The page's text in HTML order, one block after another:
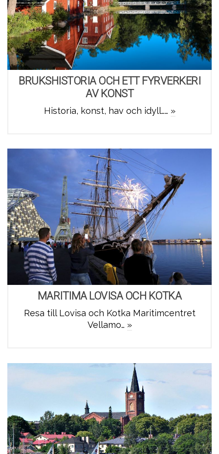
BRUKSHISTORIA OCH ETT FYRVERKERI
AV KONST
Historia, konst, hav och idyll…… »
MARITIMA LOVISA OCH KOTKA
Resa till Lovisa och Kotka Maritimcentret
Vellamo… »